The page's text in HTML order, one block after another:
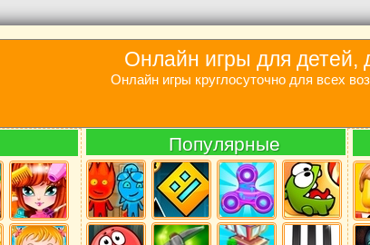
Онлайн игры для детей,
Онлайн игры круглосуточно для всех
Популярные